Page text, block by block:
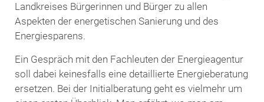
Landkreises Bürgerinnen und Bürger zu allen
Aspekten der energetischen Sanierung und des
Energiesparens.
Ein Gespräch mit den Fachleuten der Energieagentur
soll dabei keinesfalls eine detaillierte Energieberatung
ersetzen. Bei der Initialberatung geht es vielmehr um